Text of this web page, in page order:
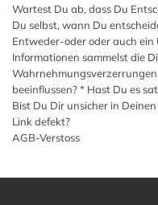
Wartest Du ab, dass Du
Du selbst, wann Du
Entweder-oder oder auch ein
Informationen sammelst die
beeinflussen? * Hast Du es
Bist Du Dir unsicher in
Link defekt?
AGB-Verstoss